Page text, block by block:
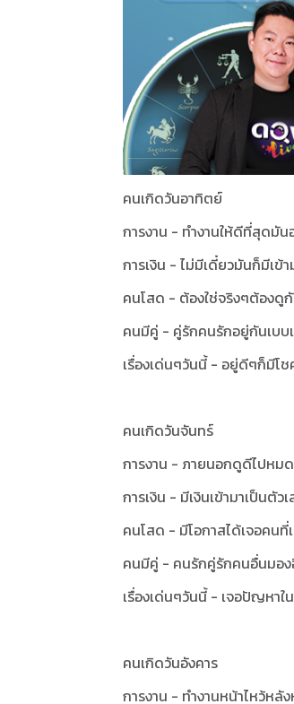
คนเกิดวันอาทิตย์
การงาน - ทำงานให้ดีที่สุดมัน
การเงิน - ไม่มีเดี๋ยวมันก็มีเข้
คนโสด - ต้องใช่จริงๆต้องดู
คนมีคู่ - คู่รักคนรักอยู่กันเบบ
เรื่องเด่นๆวันนี้ - อยู่ดีๆก็มีโช
คนเกิดวันจันทร์
การงาน - ภายนอกดูดีไปหม
การเงิน - มีเงินเข้ามาเป็นตั
คนโสด - มีโอกาสได้เจอคนที่
คนมีคู่ - คนรักคู่รักคนอื่นมอ
เรื่องเด่นๆวันนี้ - เจอปัญหาใ
คนเกิดวันอังคาร
การงาน - ทำงานหน้าไหว้หลั